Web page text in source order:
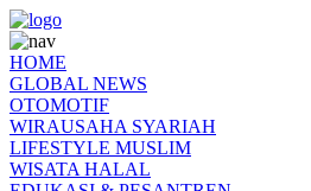
HOME
GLOBAL NEWS
OTOMOTIF
WIRAUSAHA SYARIAH
LIFESTYLE MUSLIM
WISATA HALAL